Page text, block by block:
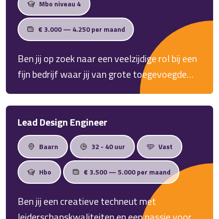
Mbo niveau 4
€ 3.000 — 4.250 per maand
Ben jij op zoek naar een veelzijdige rol bij een
fijn bedrijf waar jij van grote toegevoegde
waarde bent? Lees dan snel verder!
Lead Design Engineer
Baarn 32 - 40 uur Vast
Hbo € 3.500 — 5.000 per maand
Ben jij een creatieve techneut met